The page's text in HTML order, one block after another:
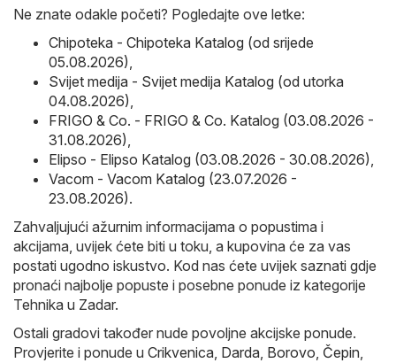
Ne znate odakle početi? Pogledajte ove letke:
Chipoteka - Chipoteka Katalog (od srijede
05.08.2026)
Svijet medija - Svijet medija Katalog (od utorka
04.08.2026)
FRIGO & Co. - FRIGO & Co. Katalog (03.08.2026 -
31.08.2026)
Elipso - Elipso Katalog (03.08.2026 - 30.08.2026)
Vacom - Vacom Katalog (23.07.2026 -
23.08.2026).
Zahvaljujući ažurnim informacijama o popustima i
akcijama, uvijek ćete biti u toku, a kupovina će za vas
postati ugodno iskustvo. Kod nas ćete uvijek saznati gdje
pronaći najbolje popuste i posebne ponude iz kategorije
Tehnika u Zadar.
Ostali gradovi također nude povoljne akcijske ponude.
Provjerite i ponude u Crikvenica Darda Borovo Čepin